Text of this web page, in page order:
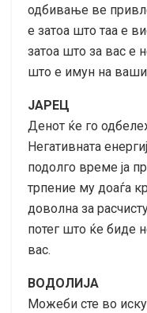
одбивање ве
е затоа што таа е
затоа што за вас е
што е имун на
ЈАРЕЦ
Денот ќе го
Негативната
подолго време ја
трпение му доаѓа
доволна за
потег што ќе биде
вас.
ВОДОЛИЈА
Можеби сте во